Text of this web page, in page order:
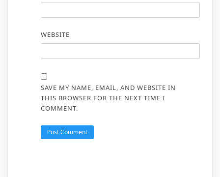
WEBSITE
SAVE MY NAME, EMAIL, AND WEBSITE IN
THIS BROWSER FOR THE NEXT TIME I
COMMENT.